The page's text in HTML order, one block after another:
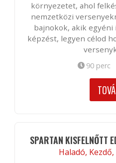
környezetet, ahol
nemzetközi
bajnokok, akik egyéni
képzést, legyen célod
90 perc
SPARTAN KISFELNŐTT
Haladó,